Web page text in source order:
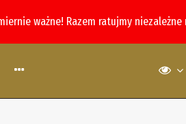
ważne! Razem ratujmy